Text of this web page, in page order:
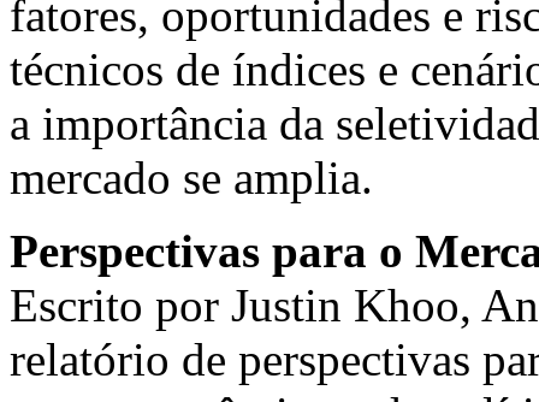
fatores, oportunidades e
técnicos de índices e
a importância da
mercado se amplia.
Perspectivas para o
Escrito por Justin Khoo,
relatório de perspectivas